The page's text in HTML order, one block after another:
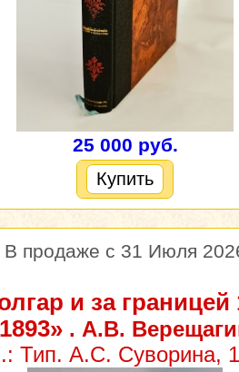
25 000 руб.
Купить
В продаже с 31 Июля
и за границей
1893» . А.В.
Тип. А.С. Суворина,